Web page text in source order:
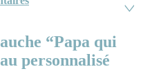
“Papa qui
personnalisé